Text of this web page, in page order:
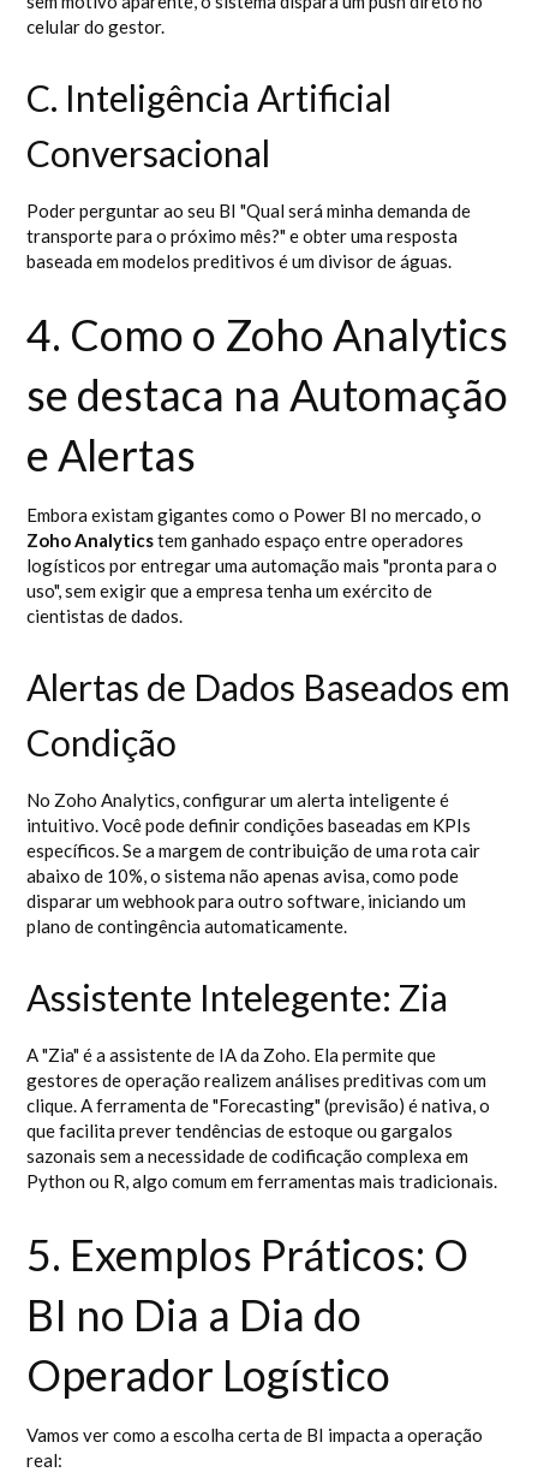
celular do gestor.
C. Inteligência Artificial
Conversacional
Poder perguntar ao seu BI "Qual será minha demanda de
transporte para o próximo mês?" e obter uma resposta
baseada em modelos preditivos é um divisor de águas.
4. Como o Zoho Analytics
se destaca na Automação
e Alertas
Embora existam gigantes como o Power BI no mercado, o
Zoho Analyticstem ganhado espaço entre operadores
logísticos por entregar uma automação mais "pronta para o
uso", sem exigir que a empresa tenha um exército de
cientistas de dados.
Alertas de Dados Baseados em
Condição
No Zoho Analytics, configurar um alerta inteligente é
intuitivo. Você pode definir condições baseadas em KPIs
específicos. Se a margem de contribuição de uma rota cair
abaixo de 10%, o sistema não apenas avisa, como pode
disparar um webhook para outro software, iniciando um
plano de contingência automaticamente.
Assistente Intelegente: Zia
A "Zia" é a assistente de IA da Zoho. Ela permite que
gestores de operação realizem análises preditivas com um
clique. A ferramenta de "Forecasting" (previsão) é nativa, o
que facilita prever tendências de estoque ou gargalos
sazonais sem a necessidade de codificação complexa em
Python ou R, algo comum em ferramentas mais tradicionais.
5. Exemplos Práticos: O
BI no Dia a Dia do
Operador Logístico
Vamos ver como a escolha certa de BI impacta a operação
real: